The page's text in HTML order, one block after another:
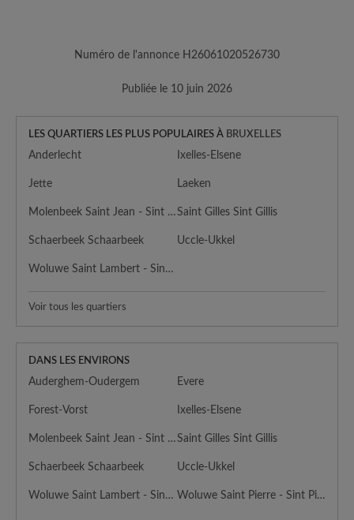
Numéro de l'annonce H26061020526730
Publiée le 10 juin 2026
LES QUARTIERS LES PLUS POPULAIRES À BRUXELLES
Anderlecht Ixelles-Elsene
Jette Laeken
Molenbeek Saint Jean - Sint Jans MolenbeekSaint Gilles Sint Gillis
Schaerbeek Schaarbeek Uccle-Ukkel
Woluwe Saint Lambert - Sint Lambrechts Woluwe
Voir tous les quartiers
DANS LES ENVIRONS
Auderghem-Oudergem Evere
Forest-Vorst Ixelles-Elsene
Molenbeek Saint Jean - Sint Jans MolenbeekSaint Gilles Sint Gillis
Schaerbeek Schaarbeek Uccle-Ukkel
Woluwe Saint Lambert - Sint Lambrechts Woluwe Woluwe Saint Pierre - Sint Pieters Woluwe